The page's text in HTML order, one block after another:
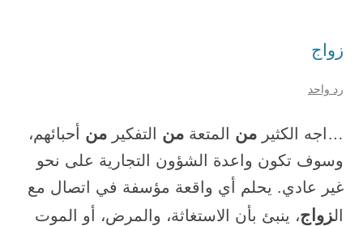
زواج
رد واحد
…اجه الكثير من المتعة من التفكير من أحبائهم،
وسوف تكون واعدة الشؤون التجارية على نحو
غير عادي. يحلم أي واقعة مؤسفة في اتصال مع
الزواج، ينبئ بأن الاستغاثة، والمرض، أو الموت